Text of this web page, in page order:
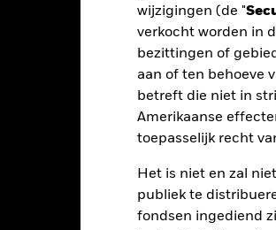
wijzigingen (de "
verkocht worden in
bezittingen of
aan of ten behoeve
betreft die niet in
Amerikaanse
toepasselijk recht
Het is niet en zal
publiek te
fondsen ingediend
rendement is weergegeven na aftrek van
genomen bij de berekening.
getoonde cijfers hebben betrekking op de
geen betrouwbare indicator voor
ontwikkelen. Het kan u helpen om te
prestaties worden weergegeven op basis
van toepassing, worden herbelegd. Het
valutaschommelingen als uw belegging
van de prestaties in het verleden.